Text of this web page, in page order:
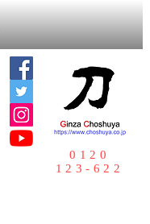
0120
123-622